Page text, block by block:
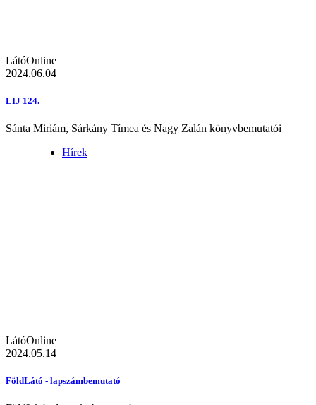
LátóOnline
2024.06.04
LIJ 124.
Sánta Miriám, Sárkány Tímea és Nagy Zalán könyvbemutatói
Hírek
LátóOnline
2024.05.14
FöldLátó - lapszámbemutató